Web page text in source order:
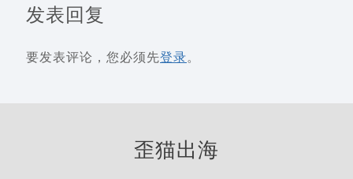
发表回复
要发表评论，您必须先登录。
歪猫出海